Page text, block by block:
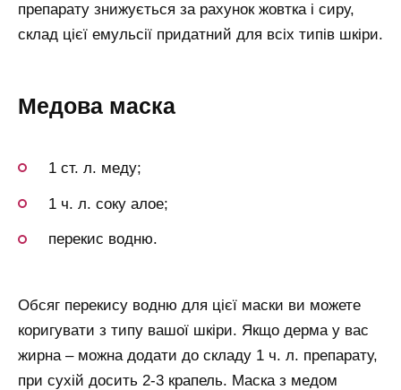
препарату знижується за рахунок жовтка і сиру,
склад цієї емульсії придатний для всіх типів шкіри.
Медова маска
1 ст. л. меду;
1 ч. л. соку алое;
перекис водню.
Обсяг перекису водню для цієї маски ви можете
коригувати з типу вашої шкіри. Якщо дерма у вас
жирна – можна додати до складу 1 ч. л. препарату,
при сухій досить 2-3 крапель. Маска з медом